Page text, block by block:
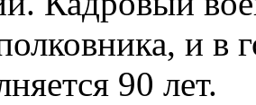
и в
90 лет.